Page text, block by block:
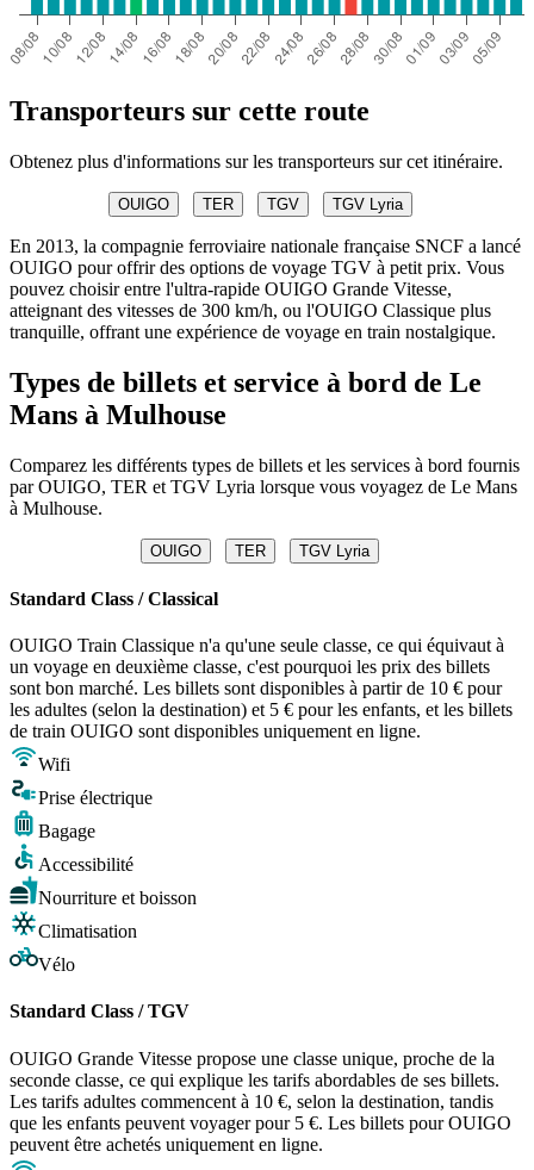
Transporteurs sur cette route
Obtenez plus d'informations sur les transporteurs sur cet itinéraire.
OUIGO TER TGV TGV Lyria
En 2013, la compagnie ferroviaire nationale française SNCF a lancé
OUIGO pour offrir des options de voyage TGV à petit prix. Vous
pouvez choisir entre l'ultra-rapide OUIGO Grande Vitesse,
atteignant des vitesses de 300 km/h, ou l'OUIGO Classique plus
tranquille, offrant une expérience de voyage en train nostalgique.
Types de billets et service à bord de Le
Mans à Mulhouse
Comparez les différents types de billets et les services à bord fournis
par OUIGO, TER et TGV Lyria lorsque vous voyagez de Le Mans
à Mulhouse.
OUIGO TER TGV Lyria
Standard Class / Classical
OUIGO Train Classique n'a qu'une seule classe, ce qui équivaut à
un voyage en deuxième classe, c'est pourquoi les prix des billets
sont bon marché. Les billets sont disponibles à partir de 10 € pour
les adultes (selon la destination) et 5 € pour les enfants, et les billets
de train OUIGO sont disponibles uniquement en ligne.
Wifi
Prise électrique
Bagage
Accessibilité
Nourriture et boisson
Climatisation
Vélo
Standard Class / TGV
OUIGO Grande Vitesse propose une classe unique, proche de la
seconde classe, ce qui explique les tarifs abordables de ses billets.
Les tarifs adultes commencent à 10 €, selon la destination, tandis
que les enfants peuvent voyager pour 5 €. Les billets pour OUIGO
peuvent être achetés uniquement en ligne.